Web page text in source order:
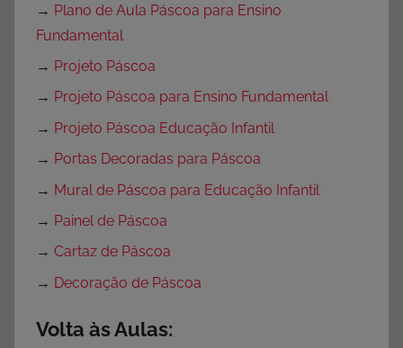
→ Plano de Aula Páscoa para Ensino
Fundamental
→ Projeto Páscoa
→ Projeto Páscoa para Ensino Fundamental
→ Projeto Páscoa Educação Infantil
→ Portas Decoradas para Páscoa
→ Mural de Páscoa para Educação Infantil
→ Painel de Páscoa
→ Cartaz de Páscoa
→ Decoração de Páscoa
Volta às Aulas: